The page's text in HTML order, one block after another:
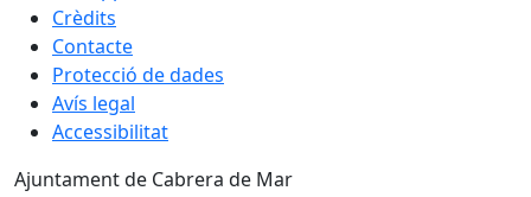
Crèdits
Contacte
Protecció de dades
Avís legal
Accessibilitat
Ajuntament de Cabrera de Mar